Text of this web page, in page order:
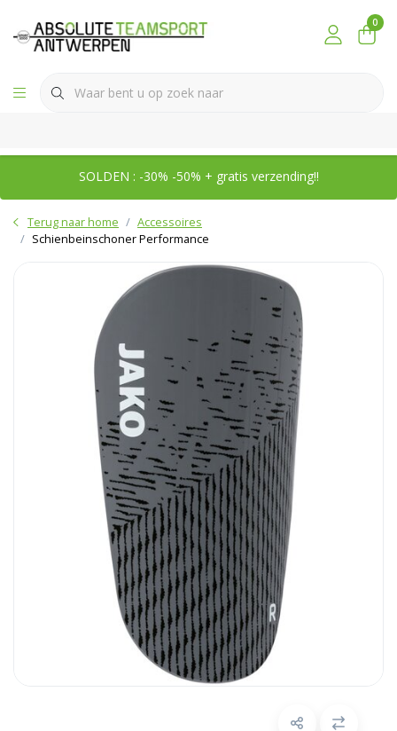
0
SOLDEN : -30% -50% + gratis verzending!!
Terug naar home
Accessoires
Schienbeinschoner Performance